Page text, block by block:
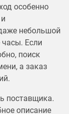
особенно
небольшой
Если
поиск
а заказ
поставщика.
описание